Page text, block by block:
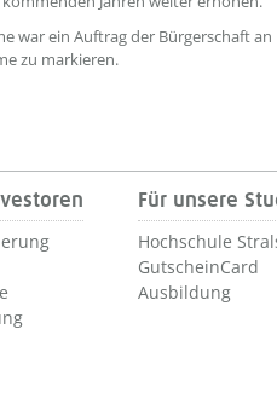
war ein Auftrag der Bürgerschaft an
zu markieren.
Für unsere
Hochschule
GutscheinCard
Ausbildung